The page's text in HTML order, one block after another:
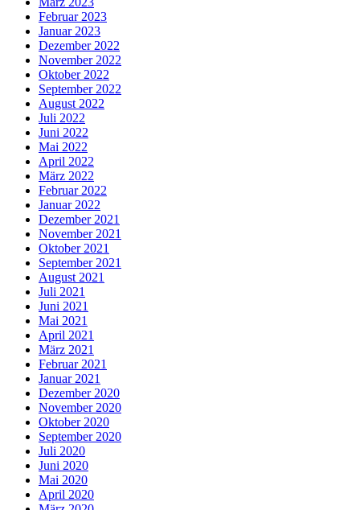
Februar 2023
Januar 2023
Dezember 2022
November 2022
Oktober 2022
September 2022
August 2022
Juli 2022
Juni 2022
Mai 2022
April 2022
März 2022
Februar 2022
Januar 2022
Dezember 2021
November 2021
Oktober 2021
September 2021
August 2021
Juli 2021
Juni 2021
Mai 2021
April 2021
März 2021
Februar 2021
Januar 2021
Dezember 2020
November 2020
Oktober 2020
September 2020
Juli 2020
Juni 2020
Mai 2020
April 2020